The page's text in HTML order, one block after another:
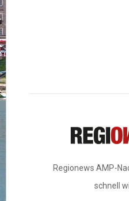
Regionews AMP-
schnell